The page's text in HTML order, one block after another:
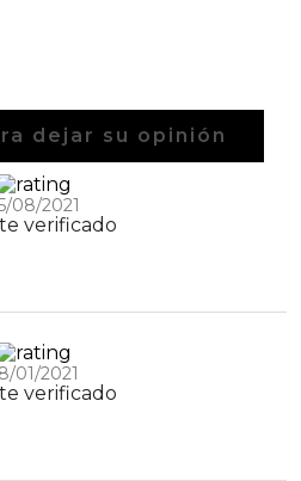
dejar su opinión
08/2021
verificado
01/2021
verificado